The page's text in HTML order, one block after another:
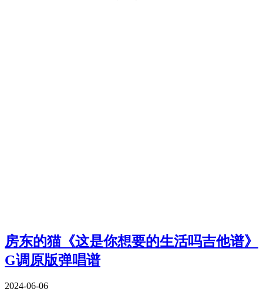
房东的猫《这是你想要的生活吗吉他谱》
G调原版弹唱谱
2024-06-06